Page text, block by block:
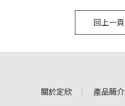
回上一頁
關於定欣 產品簡介